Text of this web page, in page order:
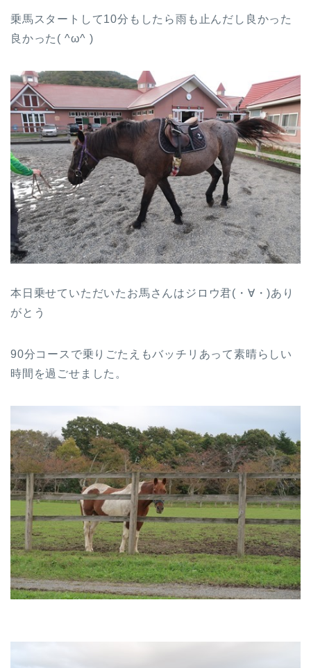
乗馬スタートして10分もしたら雨も止んだし良かった
良かった( ^ω^ )
本日乗せていただいたお馬さんはジロウ君(・∀・)あり
がとう
90分コースで乗りごたえもバッチリあって素晴らしい
時間を過ごせました。